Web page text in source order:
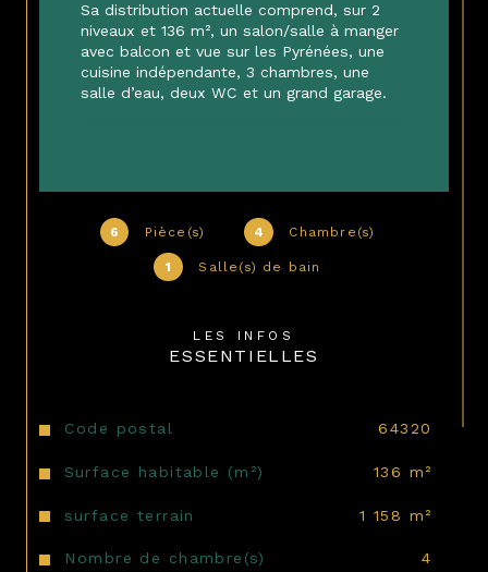
6 Pièce(s) 4 Chambre(s)
1 Salle(s) de bain
LES INFOS
ESSENTIELLES
Caractéristiques Valeurs
Code postal 64320
Surface habitable (m²) 136 m²
surface terrain 1 158 m²
Nombre de chambre(s) 4
Sa distribution actuelle comprend, sur 2
niveaux et 136 m², un salon/salle à manger
avec balcon et vue sur les Pyrénées, une
cuisine indépendante, 3 chambres, une
salle d’eau, deux WC et un grand garage.
confortable, investissement locatif,
professionnelle nécessitant stationnement
et espaces modulables.
, volets roulants électriques,
porte d’entrée, salle d’eau, isolation des
emplacement de qualité, à repenser